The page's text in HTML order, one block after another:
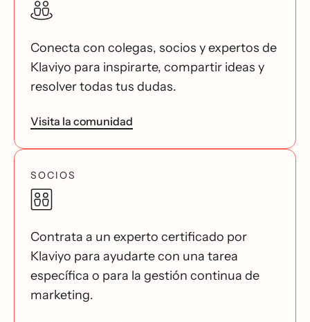
Conecta con colegas, socios y expertos de
Klaviyo para inspirarte, compartir ideas y
resolver todas tus dudas.
Visita la comunidad
SOCIOS
Contrata a un experto certificado por
Klaviyo para ayudarte con una tarea
específica o para la gestión continua de
marketing.